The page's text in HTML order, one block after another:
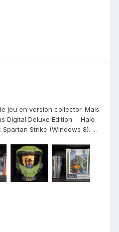
jeu en version collector. Mais
Digital Deluxe Edition. - Halo
Strike (Windows 8). ...